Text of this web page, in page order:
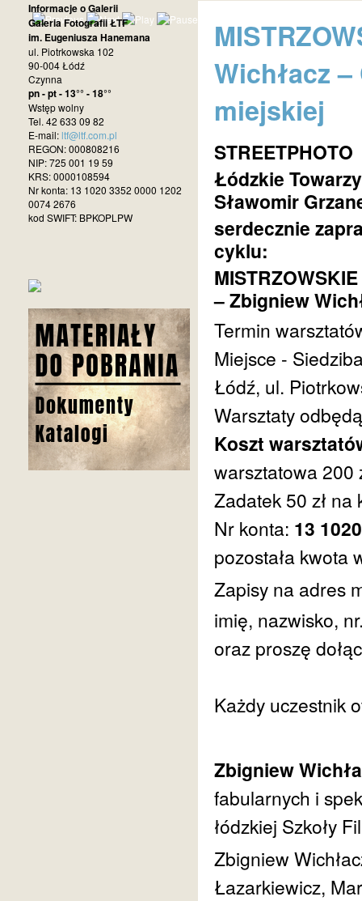
Wichłacz
miejskiej
STREETPHOTO
Łódzkie
Sławomir
serdecznie
cyklu:
– Zbigniew
Termin
Miejsce -
Łódź, ul.
Warsztaty
Koszt
warsztatowa 200
Zadatek 50 zł na
Nr konta: 13
pozostała kwota
Zapisy na adres
imię, nazwisko,
oraz proszę
Każdy uczestnik
Zbigniew
fabularnych i
łódzkiej Szkoły
Zbigniew
Łazarkiewicz,
Informacje o Galerii
Galeria Fotografii ŁTF
im. Eugeniusza Hanemana
ul. Piotrkowska 102
90-004 Łódź
Czynna
pn - pt - 13°° - 18°°
Wstęp wolny
Tel. 42 633 09 82
E-mail:ltf@ltf.com.pl
REGON: 000808216
NIP: 725 001 19 59
KRS: 0000108594
Nr konta: 13 1020 3352 0000 1202
0074 2676
kod SWIFT: BPKOPLPW